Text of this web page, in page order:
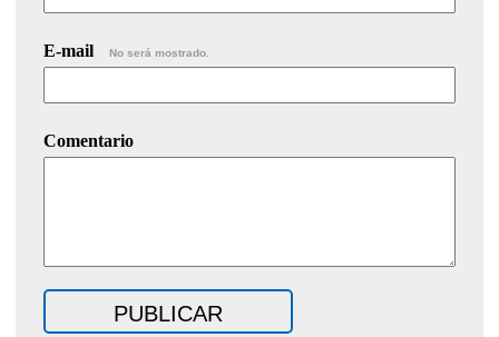
E-mail No será mostrado.
Comentario